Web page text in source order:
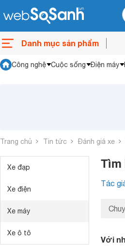
Danh mục sản phẩm
Công nghệ Cuộc sống Điện máy
Trang chủ Tin tức Đánh giá xe
Xe đạp
Xe điện
Xe máy
Xe ô tô
Tìm
Tác
Với